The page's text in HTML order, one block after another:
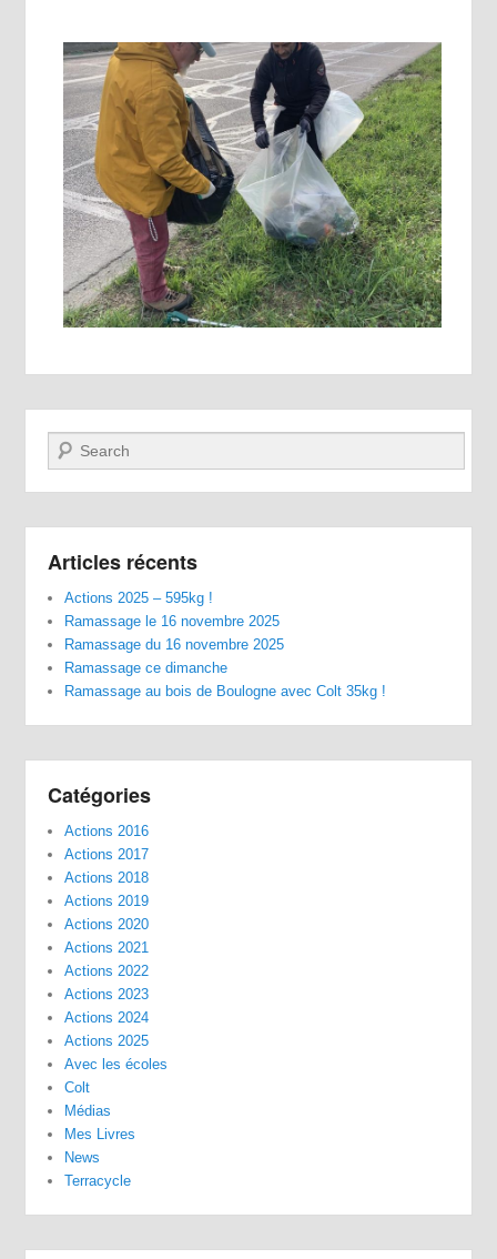
Recherche
Articles récents
Actions 2025 – 595kg !
Ramassage le 16 novembre 2025
Ramassage du 16 novembre 2025
Ramassage ce dimanche
Ramassage au bois de Boulogne avec Colt 35kg !
Catégories
Actions 2016
Actions 2017
Actions 2018
Actions 2019
Actions 2020
Actions 2021
Actions 2022
Actions 2023
Actions 2024
Actions 2025
Avec les écoles
Colt
Médias
Mes Livres
News
Terracycle